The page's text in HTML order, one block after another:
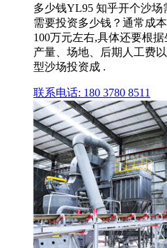
多少钱YL95 知乎开个沙
需要投资多少钱？通常成
100万元左右,具体还要根
产量、场地、后期人工费
型沙场投资成 .
联系电话: 180 3780 8511